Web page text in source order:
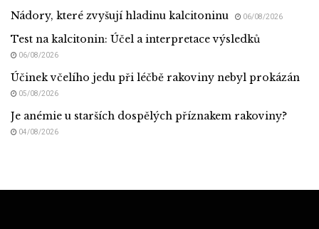
Nádory, které zvyšují hladinu kalcitoninu 06/08/2026
Test na kalcitonin: Účel a interpretace výsledků
06/08/2026
Účinek včelího jedu při léčbě rakoviny nebyl prokázán
05/08/2026
Je anémie u starších dospělých příznakem rakoviny?
04/08/2026